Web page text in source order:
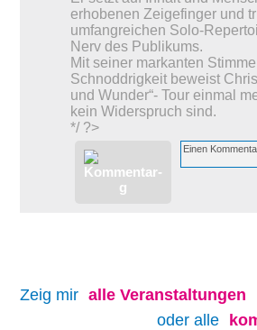
erhobenen Zeigefinger und
umfangreichen Solo-
Nerv des Publikums.
Mit seiner markanten
Schnoddrigkeit beweist
und Wunder“- Tour einmal
kein Widerspruch sind.
*/ ?>
Zeig mir alle Veranstaltungen
oder alle